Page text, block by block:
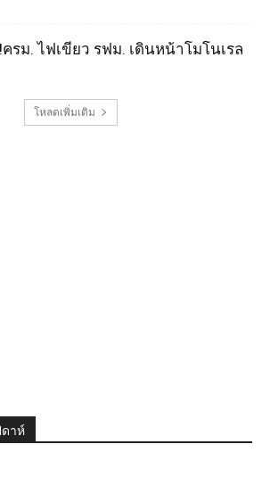
รม. ไฟเขียว รฟม. เดินหน้าโมโนเรล
โหลดเพิ่มเติม
ดาห์